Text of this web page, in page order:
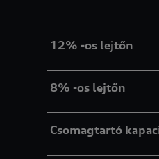
12% -os lejtőn
8% -os lejtőn
Csomagtartó